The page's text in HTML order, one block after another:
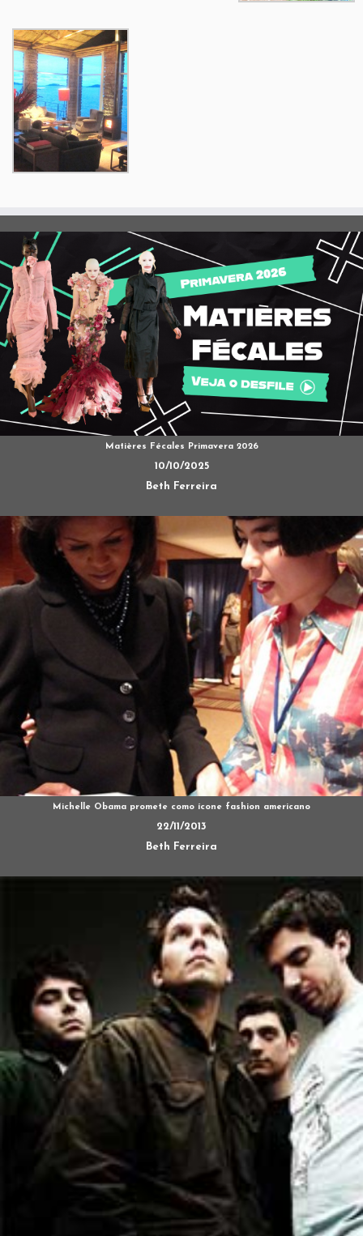
Matières Fécales Primavera 2026
10/10/2025
Beth Ferreira
Michelle Obama promete como ícone fashion americano
22/11/2013
Beth Ferreira